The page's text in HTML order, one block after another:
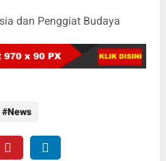
dan Penggiat Budaya
News